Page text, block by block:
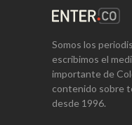
Somos los
escribimos el
importante de
contenido sobre
desde 1996.